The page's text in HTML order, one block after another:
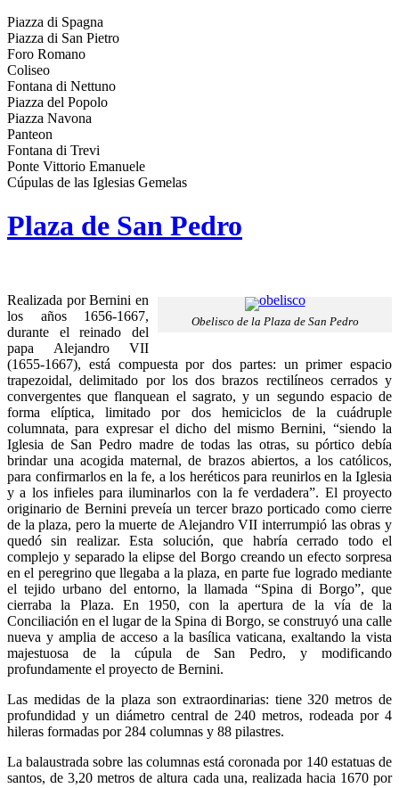
Piazza di Spagna
Piazza di San Pietro
Foro Romano
Coliseo
Fontana di Nettuno
Piazza del Popolo
Piazza Navona
Panteon
Fontana di Trevi
Ponte Vittorio Emanuele
Cúpulas de las Iglesias Gemelas
Plaza de San Pedro
Obelisco de la Plaza de San Pedro
Realizada por Bernini en
los años 1656-1667,
durante el reinado del
papa Alejandro VII
(1655-1667), está compuesta por dos partes: un primer espacio
trapezoidal, delimitado por los dos brazos rectilíneos cerrados y
convergentes que flanquean el sagrato, y un segundo espacio de
forma elíptica, limitado por dos hemiciclos de la cuádruple
columnata, para expresar el dicho del mismo Bernini, “siendo la
Iglesia de San Pedro madre de todas las otras, su pórtico debía
brindar una acogida maternal, de brazos abiertos, a los católicos,
para confirmarlos en la fe, a los heréticos para reunirlos en la Iglesia
y a los infieles para iluminarlos con la fe verdadera”. El proyecto
originario de Bernini preveía un tercer brazo porticado como cierre
de la plaza, pero la muerte de Alejandro VII interrumpió las obras y
quedó sin realizar. Esta solución, que habría cerrado todo el
complejo y separado la elipse del Borgo creando un efecto sorpresa
en el peregrino que llegaba a la plaza, en parte fue logrado mediante
el tejido urbano del entorno, la llamada “Spina di Borgo”, que
cierraba la Plaza. En 1950, con la apertura de la vía de la
Conciliación en el lugar de la Spina di Borgo, se construyó una calle
nueva y amplia de acceso a la basílica vaticana, exaltando la vista
majestuosa de la cúpula de San Pedro, y modificando
profundamente el proyecto de Bernini.
Las medidas de la plaza son extraordinarias: tiene 320 metros de
profundidad y un diámetro central de 240 metros, rodeada por 4
hileras formadas por 284 columnas y 88 pilastres.
La balaustrada sobre las columnas está coronada por 140 estatuas de
santos, de 3,20 metros de altura cada una, realizada hacia 1670 por